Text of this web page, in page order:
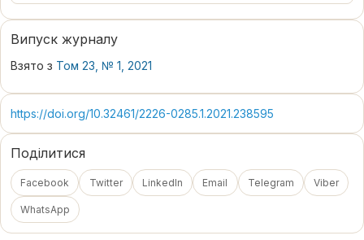
Випуск журналу
Взято з Том 23, № 1, 2021
https://doi.org/10.32461/2226-0285.1.2021.238595
Поділитися
Facebook Twitter LinkedIn Email Telegram Viber
WhatsApp